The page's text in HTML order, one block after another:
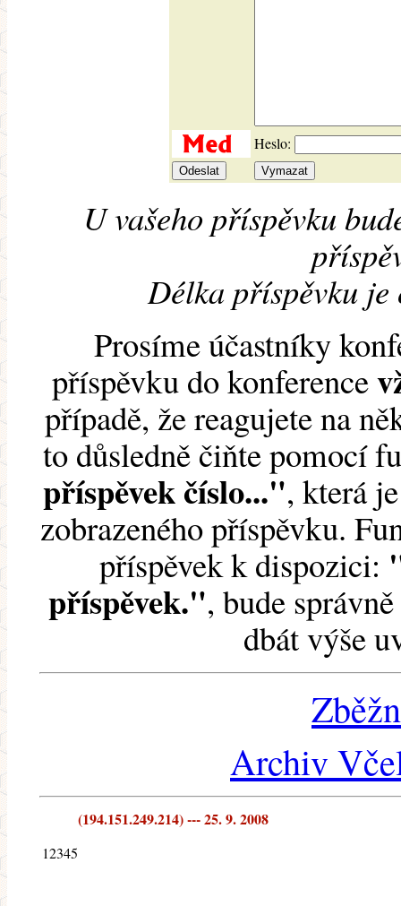
Heslo:
U vašeho příspěvku
Délka příspěvku je
Prosíme účastníky
příspěvku do konference
případě, že reagujete na
to důsledně čiňte pomocí
příspěvek číslo...", která
zobrazeného příspěvku.
příspěvek k dispozici:
příspěvek.", bude
dbát výše
Archiv
(194.151.249.214) --- 25. 9. 2008
12345